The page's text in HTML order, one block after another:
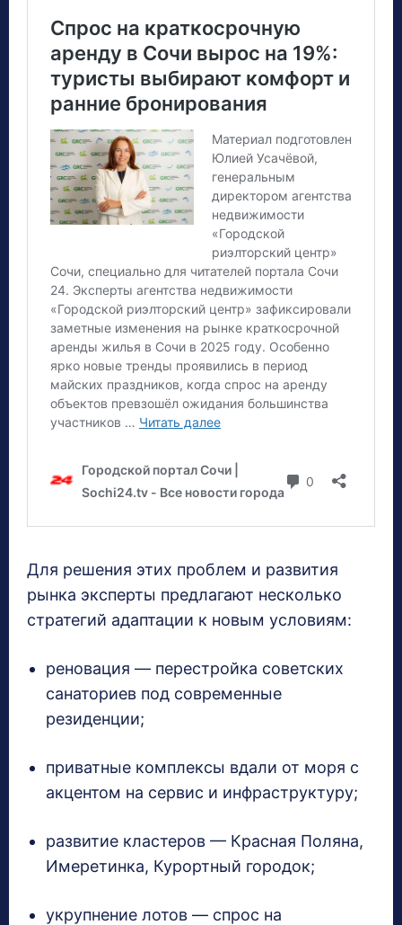
Для решения этих проблем и развития
рынка эксперты предлагают несколько
стратегий адаптации к новым условиям:
реновация — перестройка советских
санаториев под современные
резиденции;
приватные комплексы вдали от моря с
акцентом на сервис и инфраструктуру;
развитие кластеров — Красная Поляна,
Имеретинка, Курортный городок;
укрупнение лотов — спрос на